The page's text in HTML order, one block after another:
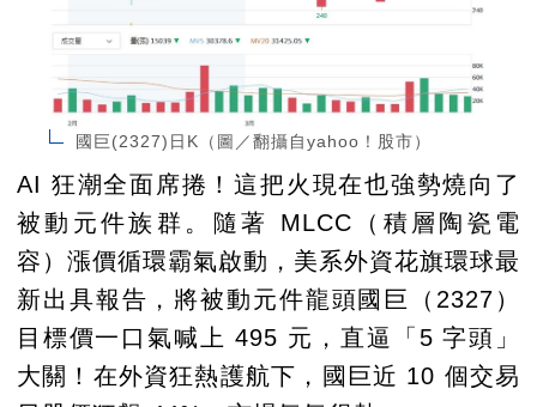
國巨(2327)日K（圖／翻攝自yahoo！股市）
AI 狂潮全面席捲！這把火現在也強勢燒向了
被動元件族群。隨著 MLCC（積層陶瓷電
容）漲價循環霸氣啟動，美系外資花旗環球最
新出具報告，將被動元件龍頭國巨（2327）
目標價一口氣喊上 495 元，直逼「5 字頭」
大關！在外資狂熱護航下，國巨近 10 個交易